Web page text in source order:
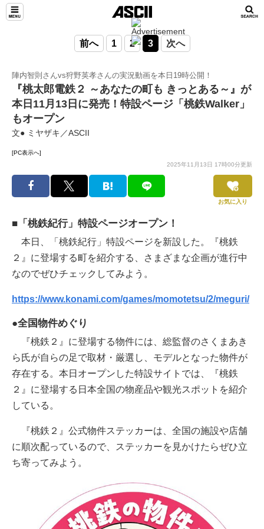
前へ 1 2 3 次へ
陣内智則さんvs狩野英孝さんの実況動画を本日19時公開！
『桃太郎電鉄２ ～あなたの町も きっとある～』が
本日11月13日に発売！特設ページ「桃鉄Walker」
もオープン
文● ミヤザキ／ASCII
[PC表示へ]
2025年11月13日 17時00分更新
お気に入り
■「桃鉄紀行」特設ページオープン！
本日、「桃鉄紀行」特設ページを新設した。『桃鉄
２』に登場する町を紹介する、さまざまな企画が進行中
なのでぜひチェックしてみよう。
https://www.konami.com/games/momotetsu/2/meguri/
●全国物件めぐり
『桃鉄２』に登場する物件には、総監督のさくまあき
ら氏が自らの足で取材・厳選し、モデルとなった物件が
存在する。本日オープンした特設サイトでは、『桃鉄
２』に登場する日本全国の物産品や観光スポットを紹介
している。
『桃鉄２』公式物件ステッカーは、全国の施設や店舗
に順次配っているので、ステッカーを見かけたらぜひ立
ち寄ってみよう。